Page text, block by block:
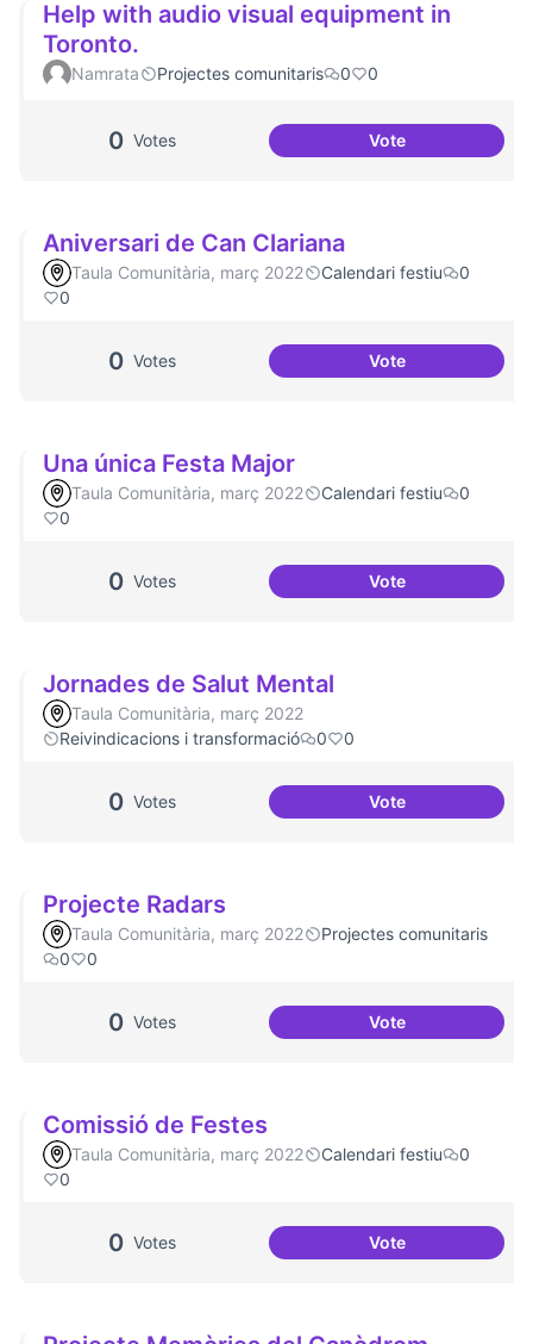
Help with audio visual equipment in
Toronto.
Namrata Projectes comunitaris 0 0
0 Votes VoteHelp with audio
Aniversari de Can Clariana
Taula Comunitària, març 2022 Calendari festiu
0
0
0 Votes VoteAniversari de Can
Una única Festa Major
Taula Comunitària, març 2022 Calendari festiu
0
0
0 Votes VoteUna única Festa
Jornades de Salut Mental
Taula Comunitària, març 2022
Reivindicacions i transformació
0 0
0 Votes VoteJornades de
Projecte Radars
Taula Comunitària, març 2022
Projectes comunitaris
0
0
0 Votes VoteProjecte Radars
Comissió de Festes
Taula Comunitària, març 2022 Calendari festiu
0
0
0 Votes VoteComissió de